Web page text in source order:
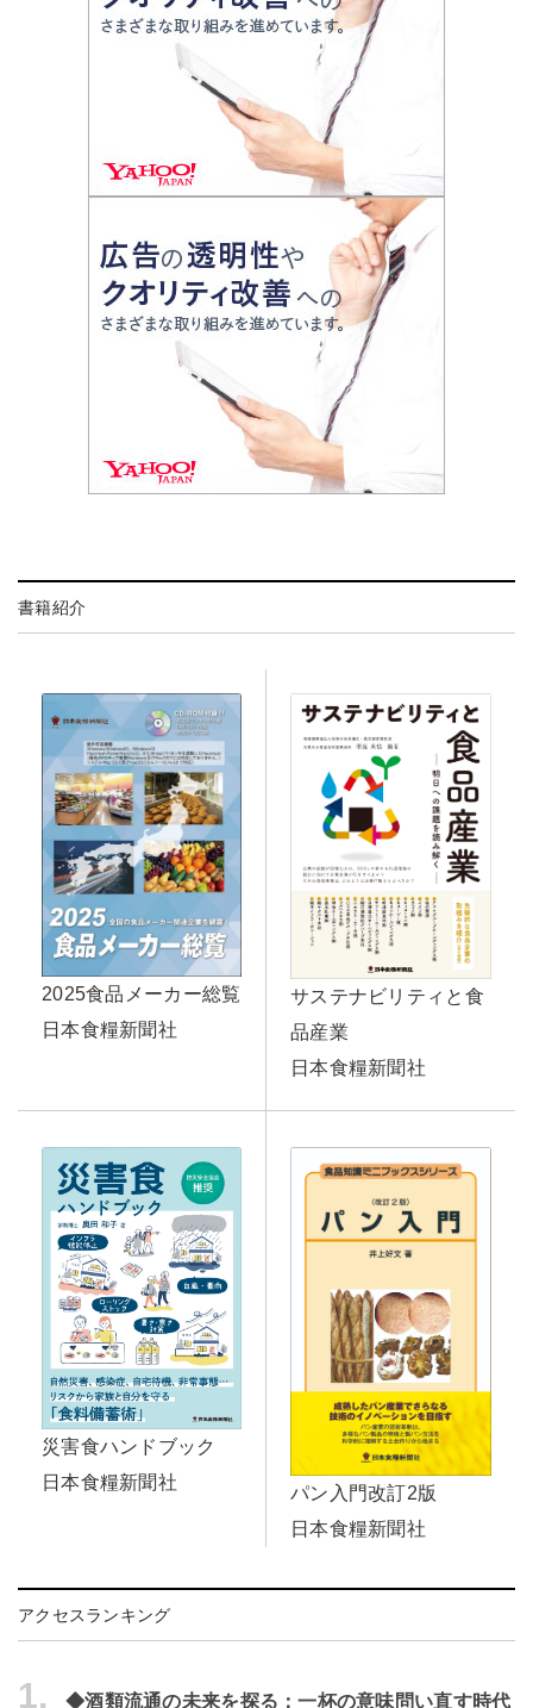
書籍紹介
2025食品メーカー総覧
日本食糧新聞社
サステナビリティと食
品産業
日本食糧新聞社
災害食ハンドブック
日本食糧新聞社
パン入門改訂2版
日本食糧新聞社
アクセスランキング
1.
◆酒類流通の未来を探る：一杯の意味問い直す時代